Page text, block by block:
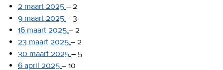
2 maart 2025 – 2
9 maart 2025 – 3
16 maart 2025 – 2
23 maart 2025 – 2
30 maart 2025 – 5
6 april 2025 – 10